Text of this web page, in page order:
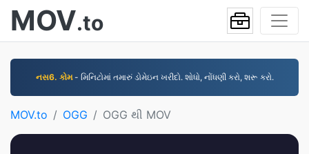
MOV.to
નસ6. કોમ- મિનિટોમાં તમારું ડોમેઇન ખરીદો. શોધો, નોંધણી કરો, શરૂ કરો.
MOV.to OGG OGG થી MOV